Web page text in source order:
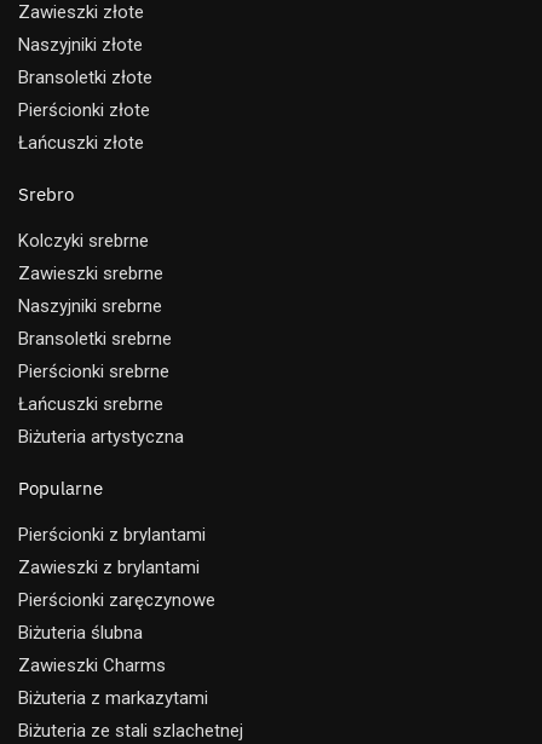
Zawieszki złote
Naszyjniki złote
Bransoletki złote
Pierścionki złote
Łańcuszki złote
Srebro
Kolczyki srebrne
Zawieszki srebrne
Naszyjniki srebrne
Bransoletki srebrne
Pierścionki srebrne
Łańcuszki srebrne
Biżuteria artystyczna
Popularne
Pierścionki z brylantami
Zawieszki z brylantami
Pierścionki zaręczynowe
Biżuteria ślubna
Zawieszki Charms
Biżuteria z markazytami
Biżuteria ze stali szlachetnej